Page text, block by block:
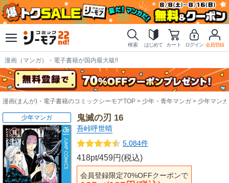
検索 はじめて カート ログイン 会員登録
漫画（マンガ）・電子書籍が国内最大級!!
漫画(まんが)・電子書籍のコミックシーモアTOP 少年・青年マンガ 少年マンガ
鬼滅の刃 16
吾峠呼世晴
5,084件
418pt/459円(税込)
会員登録限定70%OFFクーポンで
少年マンガ